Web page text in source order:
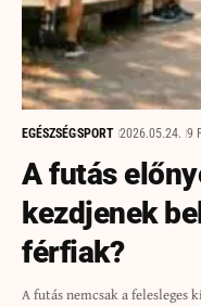
EGÉSZSÉGSPORT 2026.05.24. 9
A futás
kezdjenek
férfiak?
A futás nemcsak a